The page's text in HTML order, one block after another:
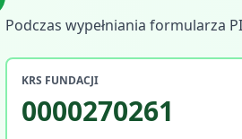
Podczas wypełniania formularza
KRS FUNDACJI
0000270261